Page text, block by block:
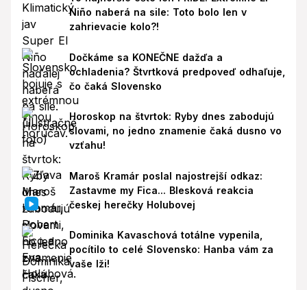
Niño naberá na sile: Toto bolo len v
zahrievacie kolo?!
Dočkáme sa KONEČNE dažďa a
ochladenia? Štvrtková predpoveď odhaľuje,
čo čaká Slovensko
Horoskop na štvrtok: Ryby dnes zabodujú
slovami, no jedno znamenie čaká dusno vo
vzťahu!
Maroš Kramár poslal najostrejší odkaz:
Zastavme my Fica... Blesková reakcia
českej herečky Holubovej
Dominika Kavaschová totálne vypenila,
pocítilo to celé Slovensko: Hanba vám za
vaše lži!